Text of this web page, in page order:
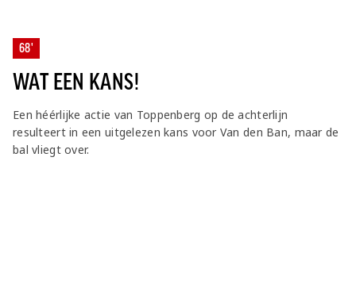
68'
WAT EEN KANS!
Een héérlijke actie van Toppenberg op de achterlijn
resulteert in een uitgelezen kans voor Van den Ban, maar de
bal vliegt over.